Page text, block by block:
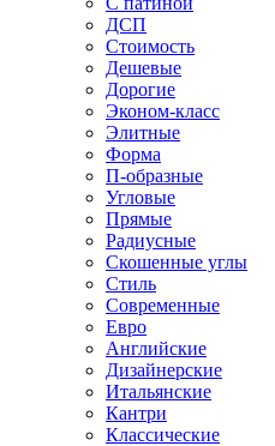
ДСП
Стоимость
Дешевые
Дорогие
Эконом-класс
Элитные
Форма
П-образные
Угловые
Прямые
Радиусные
Скошенные углы
Стиль
Современные
Евро
Английские
Дизайнерские
Итальянские
Кантри
Классические